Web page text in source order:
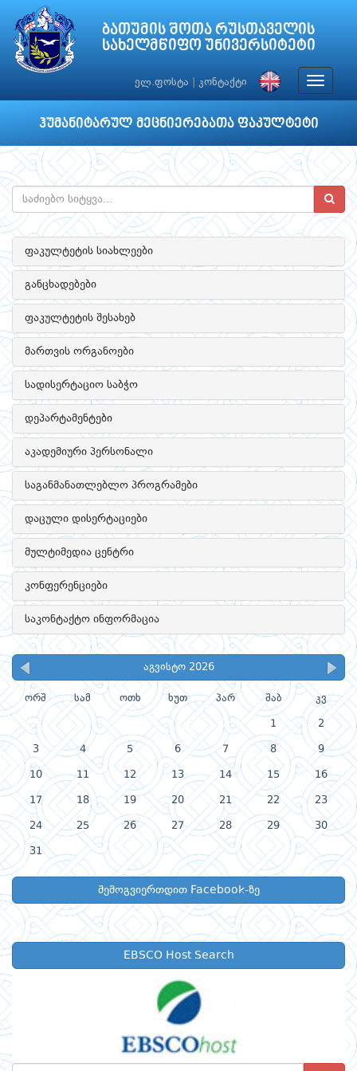
ბათუმის შოთა რუსთაველის
სახელმწიფო უნივერსიტეტი
ელ.ფოსტა კონტაქტი
Toggle
ჰუმანიტარულ მეცნიერებათა ფაკულტეტი
ფაკულტეტის სიახლეები
განცხადებები
ფაკულტეტის შესახებ
მართვის ორგანოები
სადისერტაციო საბჭო
დეპარტამენტები
აკადემიური პერსონალი
საგანმანათლებლო პროგრამები
დაცული დისერტაციები
მულტიმედია ცენტრი
კონფერენციები
საკონტაქტო ინფორმაცია
აგვისტო 2026
ორშ სამ ოთხ ხუთ პარ შაბ კვ
1 2
3 4 5 6 7 8 9
10 11 12 13 14 15 16
17 18 19 20 21 22 23
24 25 26 27 28 29 30
31
შემოგვიერთდით Facebook-ზე
EBSCO Host Search